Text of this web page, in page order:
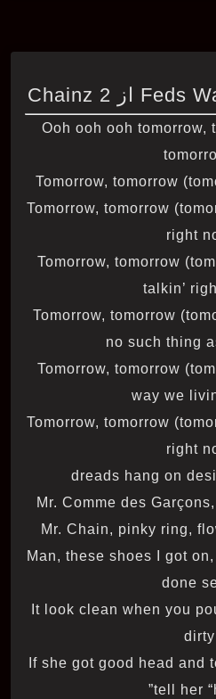
Ooh ooh ooh tomorrow,
Tomorrow, tomorrow
Tomorrow, tomorrow
right
Tomorrow, tomorrow
talkin’
Tomorrow, tomorrow
no such thing
Tomorrow, tomorrow
way we
Tomorrow, tomorrow
right
dreads hang on
Mr. Comme des
Mr. Chain, pinky ring,
Man, these shoes I got
done
It look clean when you
dirty
If she got good head and
tell her